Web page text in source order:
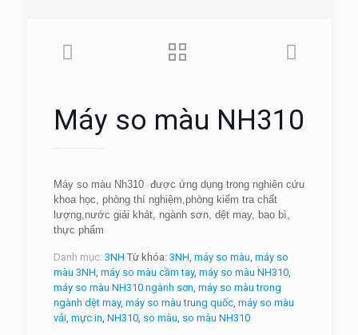
Máy so màu NH310
Máy so màu Nh310 được ứng dụng trong nghiên cứu
khoa học, phòng thí nghiệm,phòng kiểm tra chất
lượng,nước giải khát, ngành sơn, dệt may, bao bì,
thực phẩm
Danh mục: 3NH Từ khóa: 3NH, máy so màu, máy so
màu 3NH, máy so màu cầm tay, máy so màu NH310,
máy so màu NH310 ngành sơn, máy so màu trong
ngành dệt may, máy so màu trung quốc, máy so màu
vải, mực in, NH310, so màu, so màu NH310